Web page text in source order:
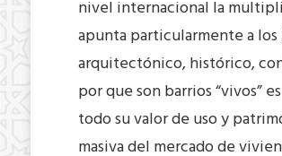
nivel internacional la
apunta particularmente a
arquitectónico, histórico,
por que son barrios “vivos”
todo su valor de uso y
masiva del mercado de